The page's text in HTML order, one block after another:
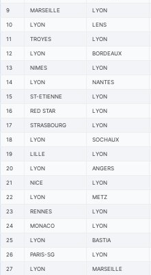
9 MARSEILLE LYON
10 LYON LENS
11 TROYES LYON
12 LYON BORDEAUX
13 NIMES LYON
14 LYON NANTES
15 ST-ETIENNE LYON
16 RED STAR LYON
17 STRASBOURG LYON
18 LYON SOCHAUX
19 LILLE LYON
20 LYON ANGERS
21 NICE LYON
22 LYON METZ
23 RENNES LYON
24 MONACO LYON
25 LYON BASTIA
26 PARIS-SG LYON
27 LYON MARSEILLE